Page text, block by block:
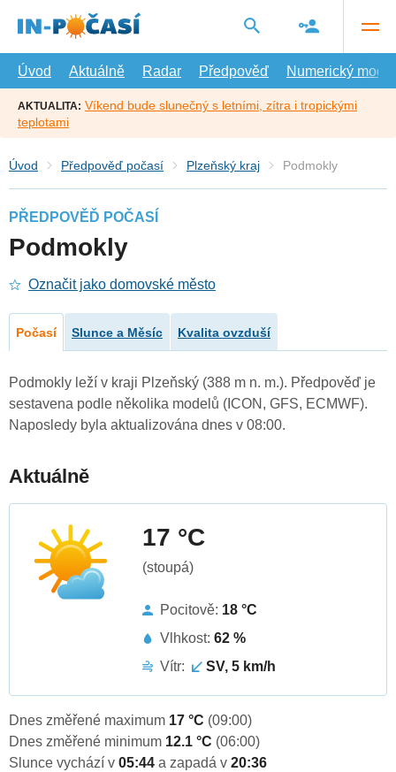
hlavní
Úvod
Aktuálně Radar Předpověď Numerický model
AKTUALITA: Víkend bude slunečný s letními, zítra i tropickými
teplotami
Úvod Předpověď počasí Plzeňský kraj Podmokly
PŘEDPOVĚĎ POČASÍ
Podmokly
Označit jako domovské město
Počasí Slunce a Měsíc Kvalita ovzduší
Podmokly leží v kraji Plzeňský (388 m n. m.). Předpověď je
sestavena podle několika modelů (ICON, GFS, ECMWF).
Naposledy byla aktualizována dnes v 08:00.
Aktuálně
17 °C
(stoupá)
Pocitově: 18 °C
Vlhkost: 62 %
Vítr:
SV, 5 km/h
Dnes změřené maximum 17 °C (09:00)
Dnes změřené minimum 12.1 °C (06:00)
Slunce vychází v 05:44 a zapadá v 20:36